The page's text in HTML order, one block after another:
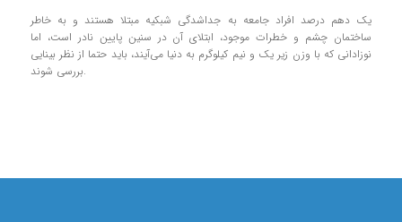
یک دهم درصد افراد جامعه به جداشدگی شبکیه مبتلا هستند و به خاطر
ساختمان چشم و خطرات موجود، ابتلای آن در سنین پایین نادر است، اما
نوزادانی که با وزن زیر یک و نیم کیلوگرم به دنیا می‌‌آیند، باید حتما از نظر بینایی
بررسی شوند.